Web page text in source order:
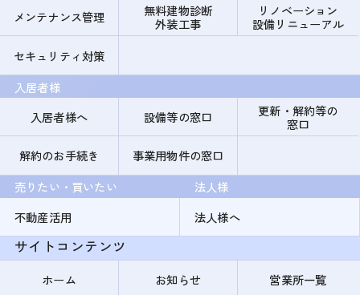
メンテナンス管理
無料建物診断
外装工事
リノベーション
設備リニューアル
セキュリティ対策
入居者様
入居者様へ
設備等の窓口
更新・解約等の
窓口
解約のお手続き
事業用物件の窓口
売りたい・買いたい
不動産活用
法人様
法人様へ
サイトコンテンツ
ホーム お知らせ 営業所一覧